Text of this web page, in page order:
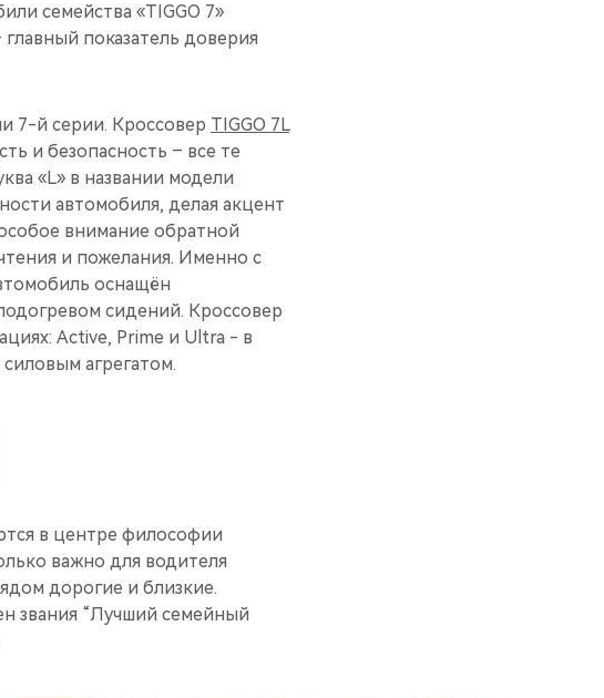
семейства «TIGGO 7»
показатель доверия
7-й серии. Кроссовер TIGGO 7L
и безопасность – все те
«L» в названии модели
автомобиля, делая акцент
внимание обратной
и пожелания. Именно с
оснащён
сидений. Кроссовер
Active, Prime и Ultra - в
агрегатом.
в центре философии
важно для водителя
дорогие и близкие.
звания “Лучший семейный